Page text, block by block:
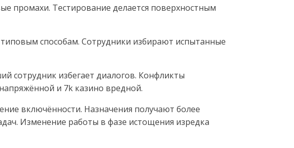
промахи. Тестирование делается поверхностным
способам. Сотрудники избирают испытанные
сотрудник избегает диалогов. Конфликты
и 7k казино вредной.
включённости. Назначения получают более
Изменение работы в фазе истощения изредка